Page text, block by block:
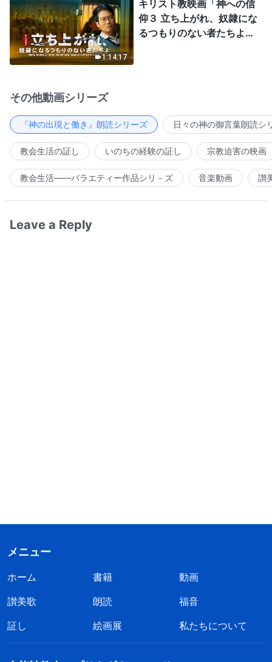
1:14:17
キリスト教映画「神への信
仰３ 立ち上がれ、奴隷にな
るつもりのない者たちよ」
その他動画シリーズ
『神の出現と働き』朗読シリーズ 日々の神の御言葉朗読シ
教会生活の証し いのちの経験の証し 宗教迫害の映画
教会生活――バラエティー作品シリ－ズ 音楽動画 讃
Leave a Reply
メニュー
ホーム 書籍
動画
讃美歌
朗読
福音
証し
絵画展 私たちについて